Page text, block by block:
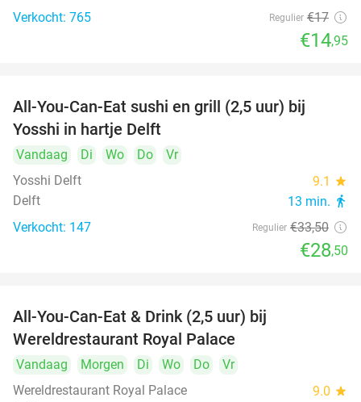
Verkocht: 765 Regulier €17
€14,95
All-You-Can-Eat sushi en grill (2,5 uur) bij
Yosshi in hartje Delft
Vandaag Di Wo Do
Vr
Yosshi Delft
9.1 star
Delft 13 min. directions_walk
Verkocht: 147 Regulier €33,50
€28,50
All-You-Can-Eat & Drink (2,5 uur) bij
Wereldrestaurant Royal Palace
Vandaag Morgen Di Wo Do
Vr
Wereldrestaurant Royal Palace
9.0 star